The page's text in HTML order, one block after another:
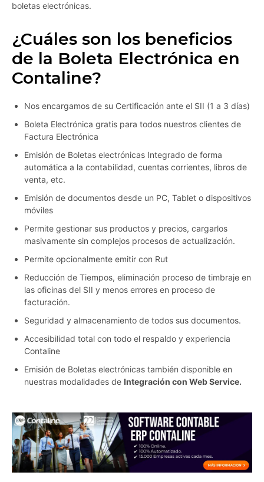
boletas electrónicas.
¿Cuáles son los beneficios
de la Boleta Electrónica en
Contaline?
Nos encargamos de su Certificación ante el SII (1 a 3 días)
Boleta Electrónica gratis para todos nuestros clientes de
Factura Electrónica
Emisión de Boletas electrónicas Integrado de forma
automática a la contabilidad, cuentas corrientes, libros de
venta, etc.
Emisión de documentos desde un PC, Tablet o dispositivos
móviles
Permite gestionar sus productos y precios, cargarlos
masivamente sin complejos procesos de actualización.
Permite opcionalmente emitir con Rut
Reducción de Tiempos, eliminación proceso de timbraje en
las oficinas del SII y menos errores en proceso de
facturación.
Seguridad y almacenamiento de todos sus documentos.
Accesibilidad total con todo el respaldo y experiencia
Contaline
Emisión de Boletas electrónicas también disponible en
nuestras modalidades de Integración con Web Service.